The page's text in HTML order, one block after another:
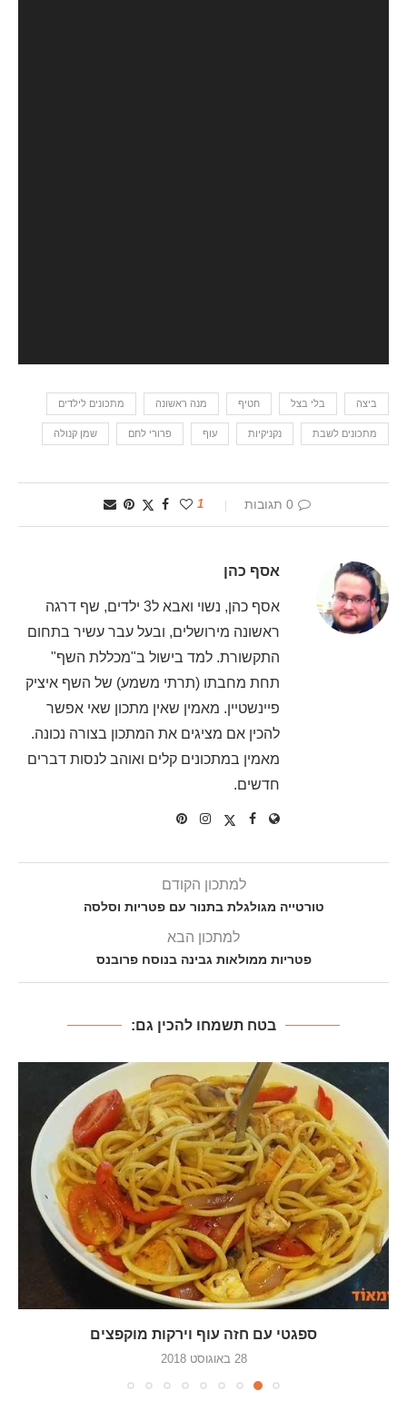
ביצה בלי בצל חטיף מנה ראשונה מתכונים לילדים
מתכונים לשבת נקניקיות עוף פרורי לחם שמן קנולה
0 תגובות 1
אסף כהן
אסף כהן, נשוי ואבא ל3 ילדים, שף דרגה
ראשונה מירושלים, ובעל עבר עשיר בתחום
התקשורת. למד בישול ב"מכללת השף"
תחת מחבתו (תרתי משמע) של השף איציק
פיינשטיין. מאמין שאין מתכון שאי אפשר
להכין אם מציגים את המתכון בצורה נכונה.
מאמין במתכונים קלים ואוהב לנסות דברים
חדשים.
למתכון הקודם
טורטייה מגולגלת בתנור עם פטריות וסלסה
למתכון הבא
פטריות ממולאות גבינה בנוסח פרובנס
בטח תשמחו להכין גם:
ספגטי עם חזה עוף וירקות מוקפצים
28 באוגוסט 2018